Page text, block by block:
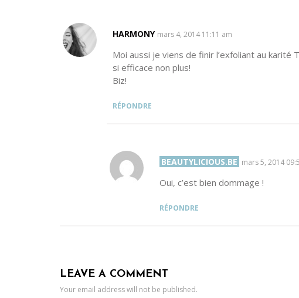
HARMONYSAYS:
mars 4, 2014 11:11 am
Moi aussi je viens de finir l’exfoliant au karité
si efficace non plus!
Biz!
RÉPONDRE
BEAUTYLICIOUS.BE SAYS:
mars 5, 2014
Oui, c’est bien dommage !
RÉPONDRE
LEAVE A COMMENT
Your email address will not be published.